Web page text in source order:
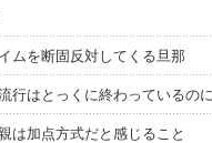
ムを断固反対してくる旦那
は加点方式だと感じること